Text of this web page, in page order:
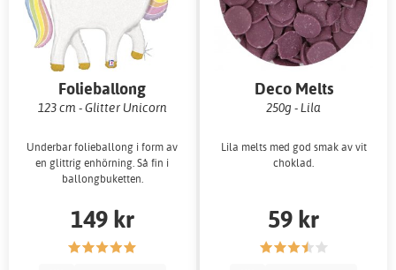
Folieballong
123 cm - Glitter Unicorn
Underbar folieballong i form av
en glittrig enhörning. Så fin i
ballongbuketten.
149 kr
Deco Melts
250g - Lila
Lila melts med god smak av vit
choklad.
59 kr